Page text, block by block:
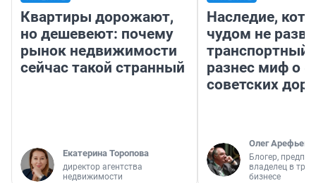
Квартиры дорожают,
но дешевеют: почему
рынок недвижимости
сейчас такой странный
Екатерина Торопова
директор агентства
недвижимости
Наследие,
чудом не
транспортный
разнес миф о
советских
Олег Арефьев
Блогер,
владелец в
бизнесе